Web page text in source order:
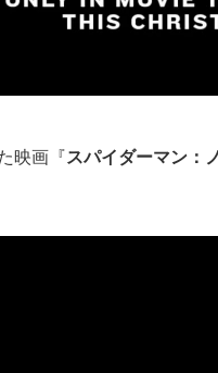
映画『スパイダーマン：